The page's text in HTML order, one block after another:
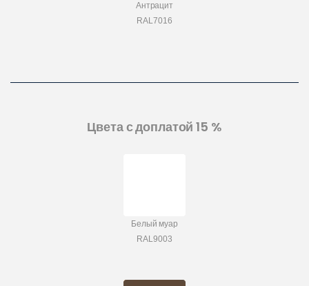
Антрацит
RAL7016
Цвета с доплатой 15 %
Белый муар
RAL9003